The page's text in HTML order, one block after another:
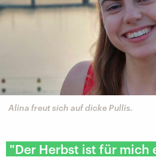
Alina freut sich auf dicke Pullis.
"Der Herbst ist für mich